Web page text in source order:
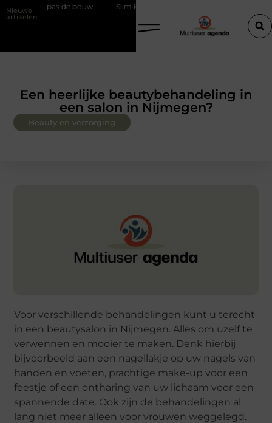
Nieuwe
artikelen
dan pas de bouw Slim kiezen voor wisselweer met een tussenjas
Een heerlijke beautybehandeling in
een salon in Nijmegen?
Beauty en verzorging
Voor verschillende behandelingen kunt u terecht
in een beautysalon in Nijmegen. Alles om uzelf te
verwennen en mooier te maken. Denk hierbij
bijvoorbeeld aan een nagellakje op uw nagels van
handen en voeten, prachtige make-up voor een
feestje of een ontharing van uw lichaam voor een
spannende date. Ook zijn de behandelingen al
lang niet meer alleen voor vrouwen weggelegd.